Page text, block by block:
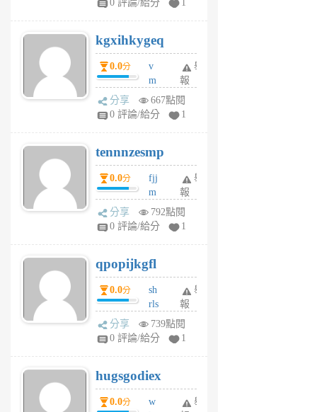
6
個
月
前
0 評論/給分 1
kgxihkygeq
0.0分
v
m
sg
sr
6
個
月
前
舉
報
分享
667點閱
0 評論/給分
1
tennnzesmp
0.0分
fjj
m
w
rs
6
個
月
前
舉
報
分享
792點閱
0 評論/給分
1
qpopijkgfl
0.0分
sh
rls
k
m
6
個
月
舉
報
分享
739點閱
0 評論/給分
1
hugsgodiex
0.0分
w
舉